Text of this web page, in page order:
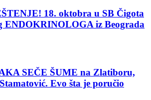
18. oktobra u SB Čigota
ENDOKRINOLOGA iz Beograda
SEČE ŠUME na Zlatiboru,
Evo šta je poručio